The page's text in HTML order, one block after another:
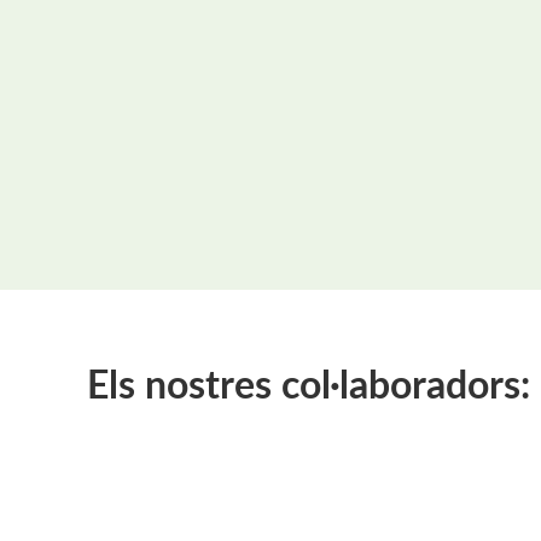
Els nostres col·laboradors: